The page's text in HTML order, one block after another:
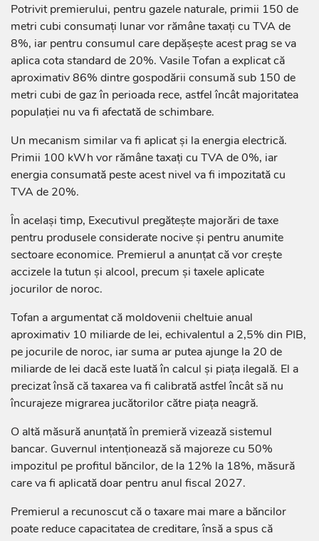
Potrivit premierului, pentru gazele naturale, primii 150 de
metri cubi consumați lunar vor rămâne taxați cu TVA de
8%, iar pentru consumul care depășește acest prag se va
aplica cota standard de 20%. Vasile Tofan a explicat că
aproximativ 86% dintre gospodării consumă sub 150 de
metri cubi de gaz în perioada rece, astfel încât majoritatea
populației nu va fi afectată de schimbare.
Un mecanism similar va fi aplicat și la energia electrică.
Primii 100 kWh vor rămâne taxați cu TVA de 0%, iar
energia consumată peste acest nivel va fi impozitată cu
TVA de 20%.
În același timp, Executivul pregătește majorări de taxe
pentru produsele considerate nocive și pentru anumite
sectoare economice. Premierul a anunțat că vor crește
accizele la tutun și alcool, precum și taxele aplicate
jocurilor de noroc.
Tofan a argumentat că moldovenii cheltuie anual
aproximativ 10 miliarde de lei, echivalentul a 2,5% din PIB,
pe jocurile de noroc, iar suma ar putea ajunge la 20 de
miliarde de lei dacă este luată în calcul și piața ilegală. El a
precizat însă că taxarea va fi calibrată astfel încât să nu
încurajeze migrarea jucătorilor către piața neagră.
O altă măsură anunțată în premieră vizează sistemul
bancar. Guvernul intenționează să majoreze cu 50%
impozitul pe profitul băncilor, de la 12% la 18%, măsură
care va fi aplicată doar pentru anul fiscal 2027.
Premierul a recunoscut că o taxare mai mare a băncilor
poate reduce capacitatea de creditare, însă a spus că